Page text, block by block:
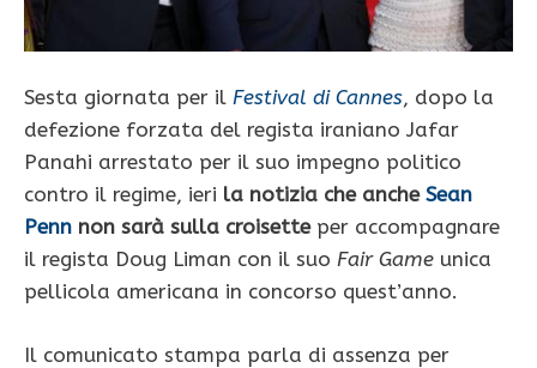
Sesta giornata per il Festival di Cannes, dopo la
defezione forzata del regista iraniano Jafar
Panahi arrestato per il suo impegno politico
contro il regime, ieri la notizia che anche Sean
Penn non sarà sulla croisetteper accompagnare
il regista Doug Liman con il suo Fair Game unica
pellicola americana in concorso quest’anno.
Il comunicato stampa parla di assenza per